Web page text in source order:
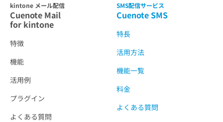
kintone メール配信
Cuenote Mail
for kintone
特徴
機能
活用例
プラグイン
よくある質問
SMS配信サービス
Cuenote SMS
特長
活用方法
機能一覧
料金
よくある質問